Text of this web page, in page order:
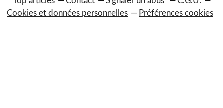
Cookies et données personnelles
Préférences cookies